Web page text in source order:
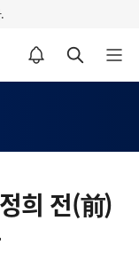
알림설정 바로가기 검색 바로가기 메뉴 열기
희 전(前)